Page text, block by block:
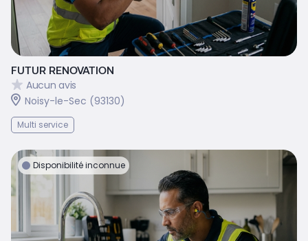
FUTUR RENOVATION
Aucun avis
Noisy-le-Sec (93130)
Multi service
Disponibilité inconnue